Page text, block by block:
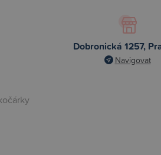
Dobronická 1257,
Navigovat